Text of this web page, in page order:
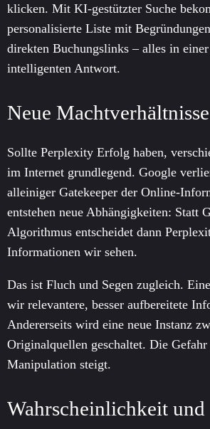
klicken. Mit KI-gestützter Suche
personalisierte Liste mit
direkten Buchungslinks – alles in
intelligenten Antwort.
Neue
Sollte Perplexity Erfolg haben,
im Internet grundlegend. Google
alleiniger Gatekeeper der Online-
entstehen neue Abhängigkeiten: Statt
Algorithmus entscheidet dann
Informationen wir sehen.
Das ist Fluch und Segen zugleich.
wir relevantere, besser aufbereitete
Andererseits wird eine neue Instanz
Originalquellen geschaltet. Die
Manipulation steigt.
Wahrscheinlichkeit und